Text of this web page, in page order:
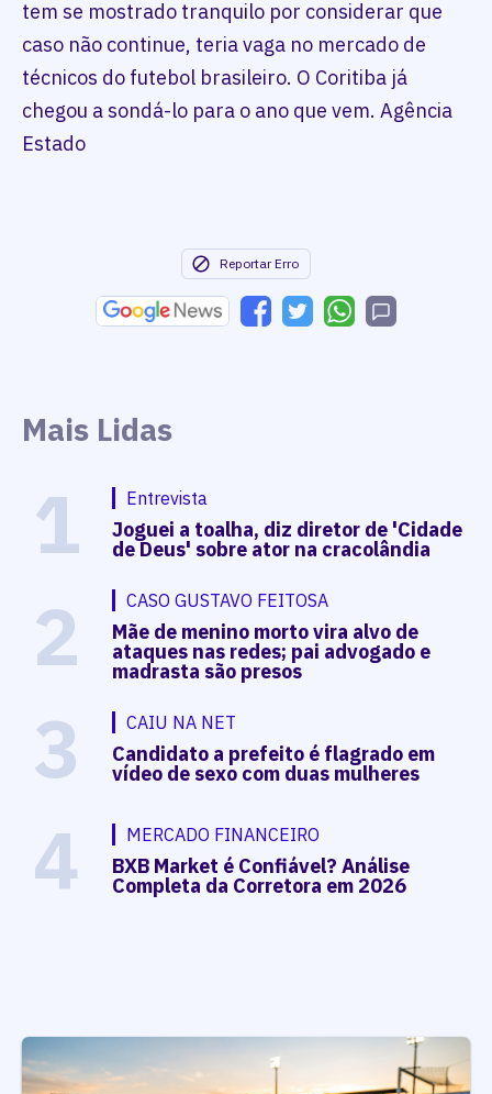
tem se mostrado tranquilo por considerar que
caso não continue, teria vaga no mercado de
técnicos do futebol brasileiro. O Coritiba já
chegou a sondá-lo para o ano que vem. Agência
Estado
Reportar Erro
Mais Lidas
1 Entrevista
Joguei a toalha, diz diretor de 'Cidade
de Deus' sobre ator na cracolândia
2 CASO GUSTAVO FEITOSA
Mãe de menino morto vira alvo de
ataques nas redes; pai advogado e
madrasta são presos
3 CAIU NA NET
Candidato a prefeito é flagrado em
vídeo de sexo com duas mulheres
4 MERCADO FINANCEIRO
BXB Market é Confiável? Análise
Completa da Corretora em 2026